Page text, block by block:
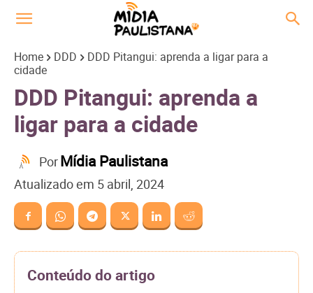
Home DDD
DDD Pitangui: aprenda a ligar para a
cidade
DDD Pitangui: aprenda a
ligar para a cidade
PorMídia Paulistana
Atualizado em 5 abril, 2024
Conteúdo do artigo